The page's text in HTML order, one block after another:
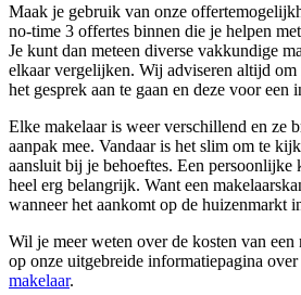
Maak je gebruik van onze
no-time 3 offertes binnen die je helpen
Je kunt dan meteen diverse vakkundige
elkaar vergelijken. Wij adviseren altijd om
het gesprek aan te gaan en deze voor een
Elke makelaar is weer verschillend en ze
aanpak mee. Vandaar is het slim om te
aansluit bij je behoeftes. Een
heel erg belangrijk. Want een
wanneer het aankomt op de huizenmarkt
Wil je meer weten over de kosten van
op onze uitgebreide informatiepagina over
makelaar.